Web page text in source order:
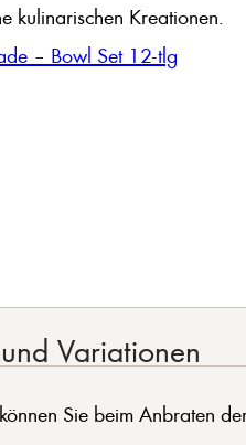
kulinarischen Kreationen.
– Bowl Set 12-tlg
Variationen
Sie beim Anbraten